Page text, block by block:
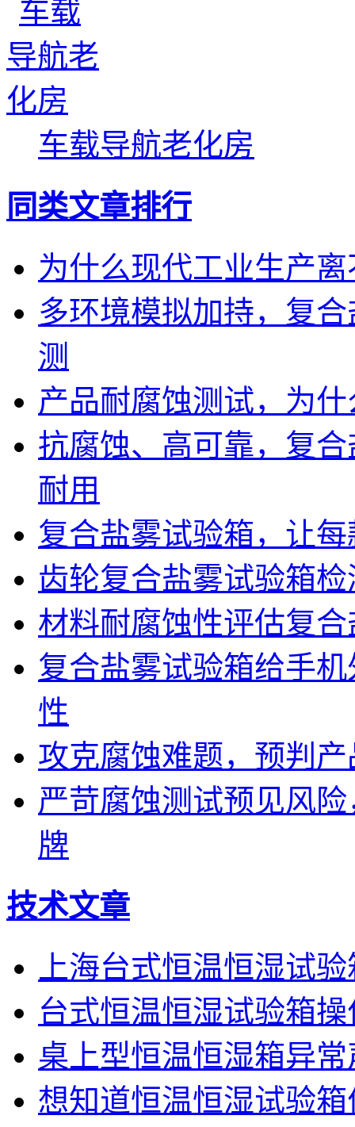
车载导航老化房
同类文章排行
为什么现代工业生产
多环境模拟加持，复
测
产品耐腐蚀测试，为
抗腐蚀、高可靠，复
耐用
复合盐雾试验箱，让
齿轮复合盐雾试验箱
材料耐腐蚀性评估复
复合盐雾试验箱给手
性
攻克腐蚀难题，预判
严苛腐蚀测试预见风
牌
技术文章
上海台式恒温恒湿试
台式恒温恒湿试验箱
桌上型恒温恒湿箱异
想知道恒温恒湿试验